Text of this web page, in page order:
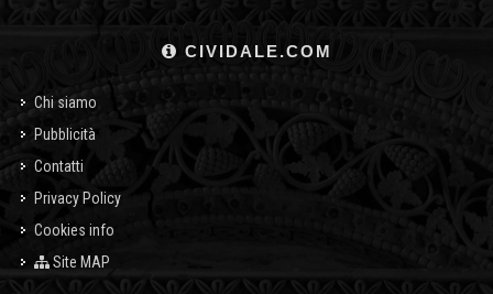
CIVIDALE.COM
Chi siamo
Pubblicità
Contatti
Privacy Policy
Cookies info
Site MAP